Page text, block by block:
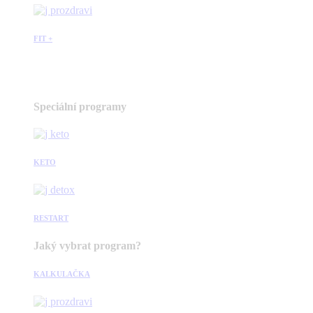
FIT +
Speciální programy
KETO
RESTART
Jaký vybrat program?
KALKULAČKA